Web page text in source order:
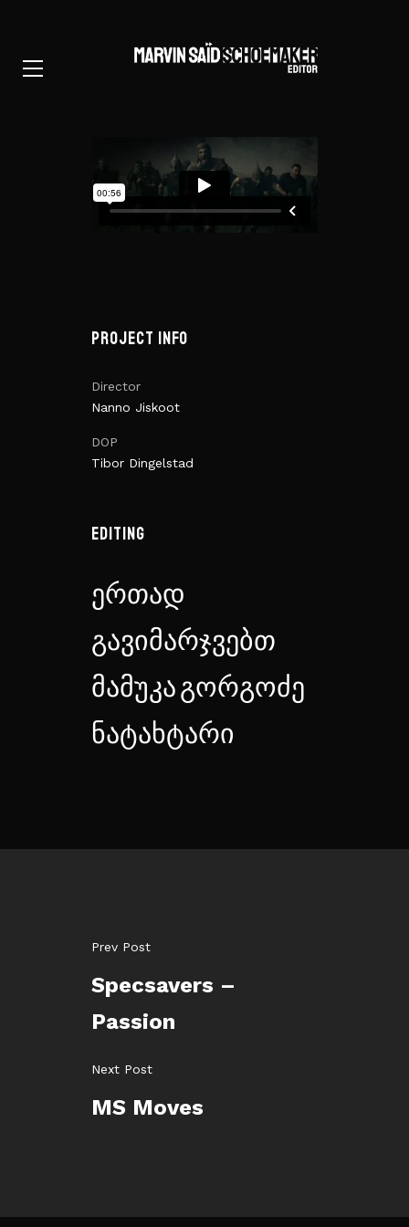
PROJECT INFO
Director
Nanno Jiskoot
DOP
Tibor Dingelstad
EDITING
ერთად
გავიმარჯვებთ
მამუკა გორგოძე
ნატახტარი
Prev Post
Specsavers –
Passion
Next Post
MS Moves